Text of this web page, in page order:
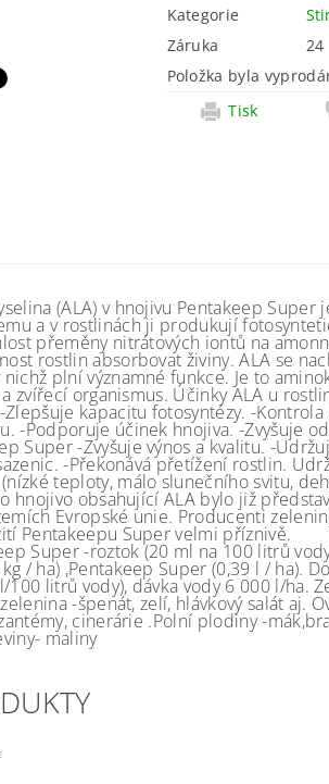
Kategorie
Záruka
24
Položka byla
Tisk
(ALA) v hnojivu Pentakeep Super
a v rostlinách ji produkují
přeměny nitrátových iontů na
rostlin absorbovat živiny. ALA se
plní významné funkce. Je to
zvířecí organismus. Účinky ALA u
kapacitu fotosyntézy. -
-Podporuje účinek hnojiva. -Zvyšuje
Super -Zvyšuje výnos a kvalitu. -
-Překonává přetížení rostlin.
teploty, málo slunečního svitu,
hnojivo obsahující ALA bylo již
Evropské unie. Producenti
Pentakeepu Super velmi příznivě.
Super -roztok (20 ml na 100 litrů
/ ha) ,Pentakeep Super (0,39 l / ha).
100 litrů vody), dávka vody 6 000 l/ha.
-špenát, zelí, hlávkový salát aj.
cinerárie .Polní plodiny -
maliny